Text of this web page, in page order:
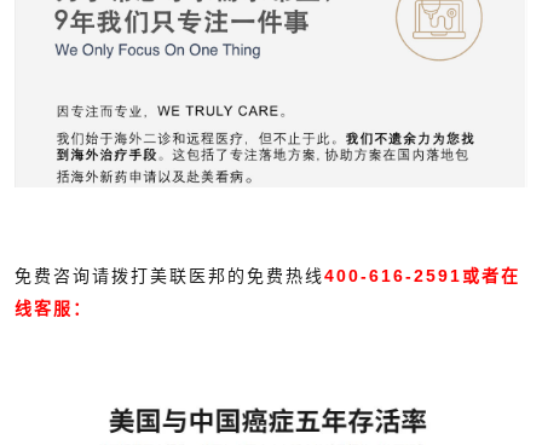
免费咨询请拨打美联医邦的免费热线400-616-2591或者在
线客服：